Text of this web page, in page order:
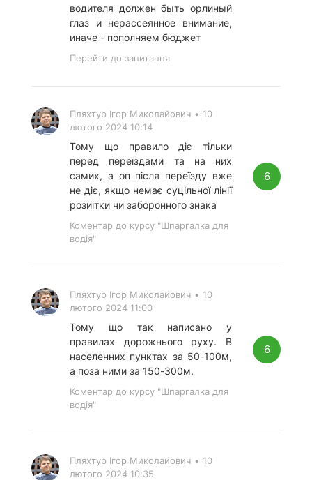
водителя должен быть орлиный
глаз и нерассеянное внимание,
иначе - пополняем бюджет
Перейти до запитання
Пляхтур Ігор Миколайович • 10
лютого 2024 10:14
Тому що правило діє тільки
перед переїздами та на них
самих, а оп після переїзду вже
не діє, якщо немає суцільної лінії
розиітки чи заборонного знака
Коментар до курсу "Шпаргалка для
водія"
6
Пляхтур Ігор Миколайович • 10
лютого 2024 11:00
Тому що так написано у
правилах дорожнього руху. В
населенних пунктах за 50-100м,
а поза ними за 150-300м.
Коментар до курсу "Шпаргалка для
водія"
6
Пляхтур Ігор Миколайович • 10
лютого 2024 10:35